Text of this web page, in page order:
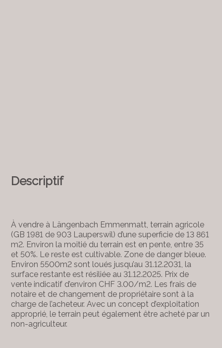
Descriptif
À vendre à Längenbach Emmenmatt, terrain agricole
(GB 1981 de 903 Lauperswil) d’une superficie de 13 861
m2. Environ la moitié du terrain est en pente, entre 35
et 50%. Le reste est cultivable. Zone de danger bleue.
Environ 5500m2 sont loués jusqu’au 31.12.2031, la
surface restante est résiliée au 31.12.2025. Prix de
vente indicatif d’environ CHF 3.00/m2. Les frais de
notaire et de changement de propriétaire sont à la
charge de l’acheteur. Avec un concept d’exploitation
approprié, le terrain peut également être acheté par un
non-agriculteur.